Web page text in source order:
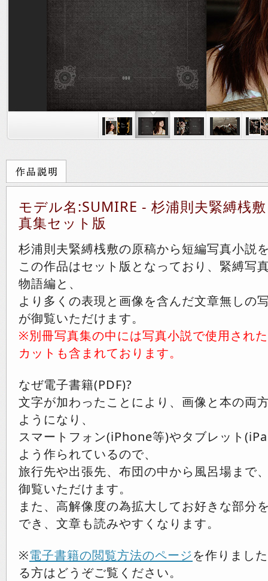
モデル名:SUMIRE - 杉浦則夫緊縛桟
真集セット版
杉浦則夫緊縛桟敷の原稿から短編写真小説
この作品はセット版となっており、緊縛写
物語編と、
より多くの表現と画像を含んだ文章無しの
が御覧いただけます。
※別冊写真集の中には写真小説で使用され
カットも含まれております。
なぜ電子書籍(PDF)?
文字が加わったことにより、画像と本の両
ようになり、
スマートフォン(iPhone等)やタブレット
よう作られているので、
旅行先や出張先、布団の中から風呂場まで
御覧いただけます。
また、高解像度の為拡大してお好きな部分
でき、文章も読みやすくなります。
※電子書籍の閲覧方法のページを作りまし
る方はどうぞご覧ください。